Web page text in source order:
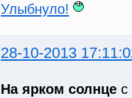
Улыбнуло!
28-10-2013
На ярком солнце c